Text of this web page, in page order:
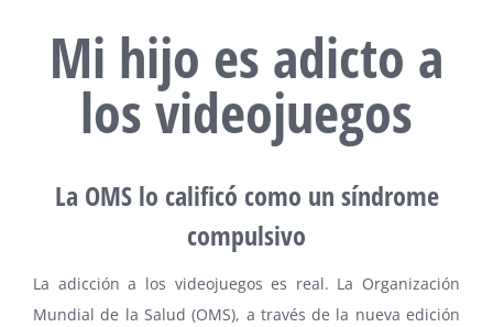
Mi hijo es adicto a
los videojuegos
La OMS lo calificó como un síndrome
compulsivo
La adicción a los videojuegos es real. La Organización
Mundial de la Salud (OMS), a través de la nueva edición